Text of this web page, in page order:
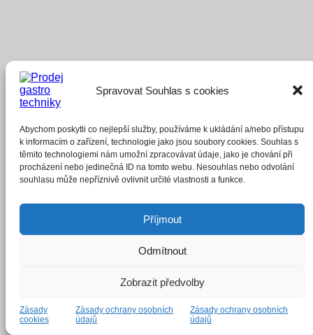
Spravovat Souhlas s cookies
Abychom poskytli co nejlepší služby, používáme k ukládání a/nebo přístupu
k informacím o zařízení, technologie jako jsou soubory cookies. Souhlas s
těmito technologiemi nám umožní zpracovávat údaje, jako je chování při
procházení nebo jedinečná ID na tomto webu. Nesouhlas nebo odvolání
souhlasu může nepříznivě ovlivnit určité vlastnosti a funkce.
Příjmout
Odmítnout
Zobrazit předvolby
Zásady
cookies
Zásady ochrany osobních
údajů
Zásady ochrany osobních
údajů
Dřevěná obracečka (295 mm)
35,00Kč
Čtěte více